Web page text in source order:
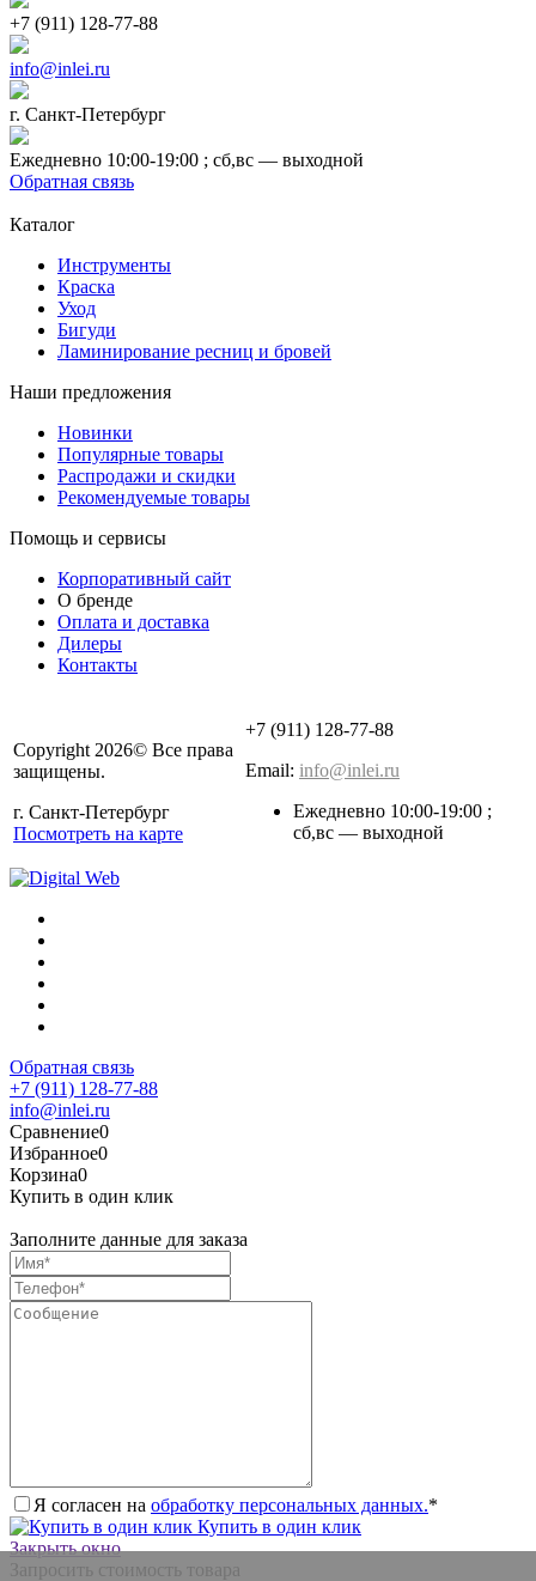
+7 (911) 128-77-88
info@inlei.ru
г. Санкт-Петербург
Ежедневно 10:00-19:00 ; cб,вс — выходной
Обратная связь
Каталог
Инструменты
Краска
Уход
Бигуди
Ламинирование ресниц и бровей
Наши предложения
Новинки
Популярные товары
Распродажи и скидки
Рекомендуемые товары
Помощь и сервисы
Корпоративный сайт
О бренде
Оплата и доставка
Дилеры
Контакты
Copyright 2026© Все права
защищены.
г. Санкт-Петербург
Посмотреть на карте
+7 (911) 128-77-88
Email: info@inlei.ru
Ежедневно 10:00-19:00 ;
cб,вс — выходной
Обратная связь
+7 (911) 128-77-88
info@inlei.ru
Сравнение0
Избранное0
Корзина0
Купить в один клик
Заполните данные для заказа
Я согласен на обработку персональных данных.*
Купить в один клик
Закрыть окно
Запросить стоимость товара